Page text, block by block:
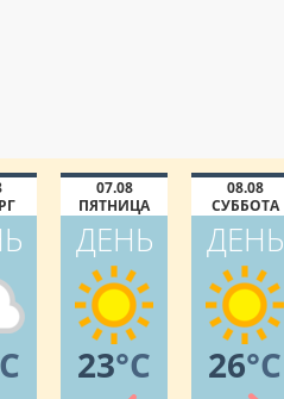
07.08
ПЯТНИЦА
ДЕНЬ
23°C
08.08
СУББОТА
ДЕНЬ
26°C